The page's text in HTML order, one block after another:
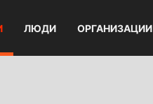
ЛЮДИ ОРГАНИЗАЦИИ